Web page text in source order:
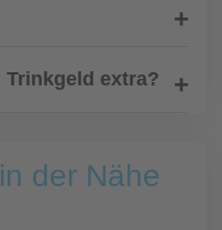
Trinkgeld extra?
der Nähe